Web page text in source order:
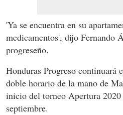
'Ya se encuentra en su
medicamentos', dijo Fernando
progreseño.
Honduras Progreso continuará
doble horario de la mano de
inicio del torneo Apertura 2020
septiembre.